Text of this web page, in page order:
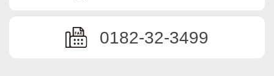
0182-32-3499